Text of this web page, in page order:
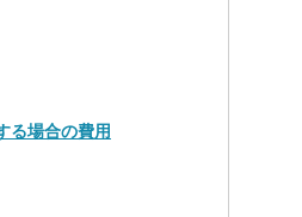
る場合の費用